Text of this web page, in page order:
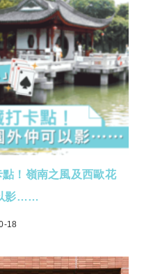
點！嶺南之風及西歐花
影……
18